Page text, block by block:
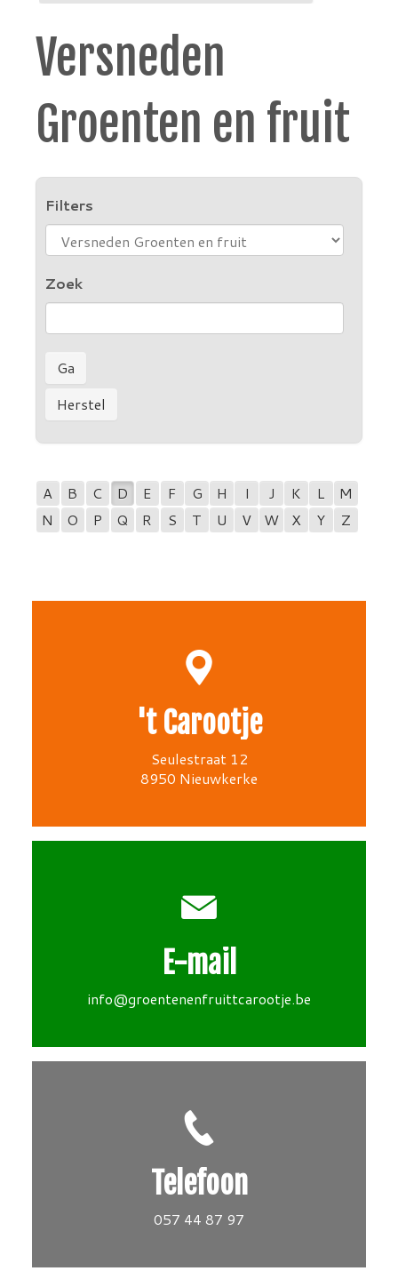
Versneden
Groenten en fruit
Filters
Zoek
A B C D E F G H I J K L
M
N
O P Q R S T U V W X Y Z
't Carootje
Seulestraat 12
8950 Nieuwkerke
E-mail
info@groentenenfruittcarootje.be
Telefoon
057 44 87 97